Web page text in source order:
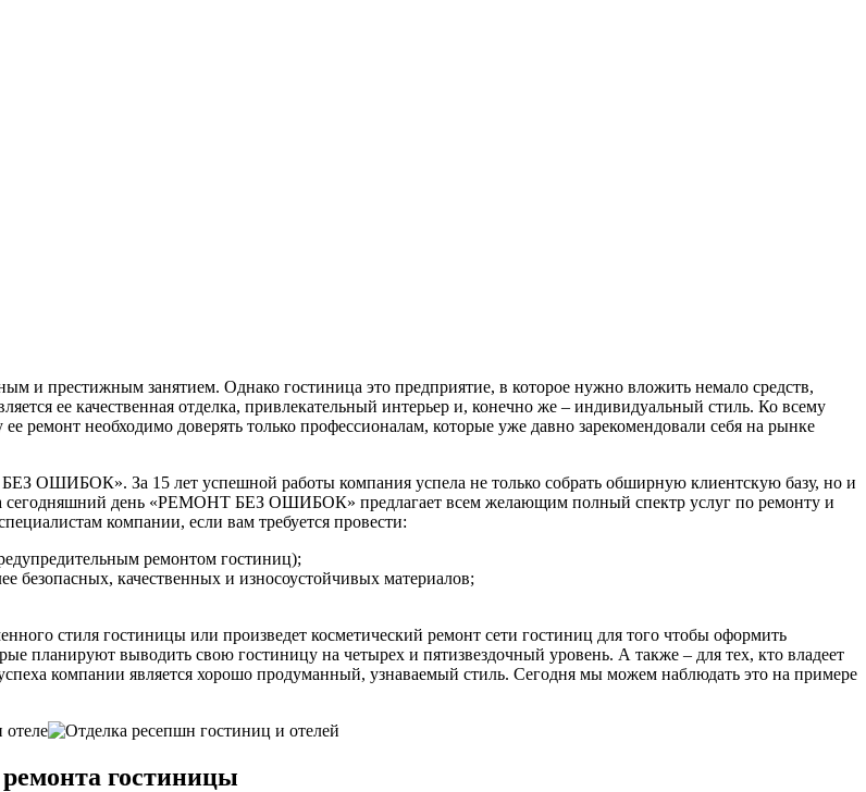
и престижным занятием. Однако гостиница это предприятие, в которое нужно вложить немало средств,
ее качественная отделка, привлекательный интерьер и, конечно же – индивидуальный стиль. Ко всему
ремонт необходимо доверять только профессионалам, которые уже давно зарекомендовали себя на рынке
ОШИБОК». За 15 лет успешной работы компания успела не только собрать обширную клиентскую базу, но и
На сегодняшний день «РЕМОНТ БЕЗ ОШИБОК» предлагает всем желающим полный спектр услуг по ремонту и
компании, если вам требуется провести:
ремонтом гостиниц);
безопасных, качественных и износоустойчивых материалов;
стиля гостиницы или произведет косметический ремонт сети гостиниц для того чтобы оформить
планируют выводить свою гостиницу на четырех и пятизвездочный уровень. А также – для тех, кто владеет
компании является хорошо продуманный, узнаваемый стиль. Сегодня мы можем наблюдать это на примере
гостиницы